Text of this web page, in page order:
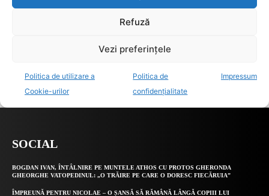
SOCIAL
BOGDAN IVAN, ÎNTÂLNIRE PE MUNTELE ATHOS CU PROTOS GHERONDA
GHEORGHE VATOPEDINUL: „O TRĂIRE PE CARE O DORESC FIECĂRUIA”
ÎMPREUNĂ PENTRU NICOLAE – O ȘANSĂ SĂ RĂMÂNĂ LÂNGĂ COPIII LUI